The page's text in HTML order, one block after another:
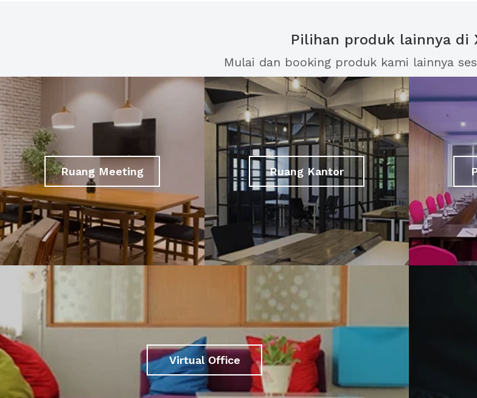
Pilihan produk lainnya di
Mulai dan booking produk kami lainnya
Ruang Meeting Ruang Kantor
Virtual Office